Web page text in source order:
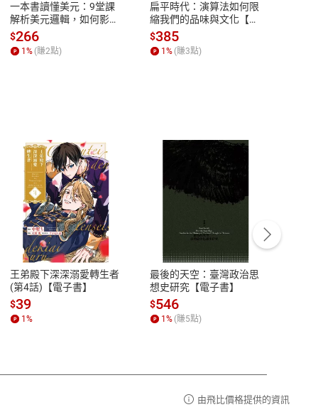
性
參
客服資訊
服務時間：週一到週五 10:00-12:00、
13:00-17:00 (國定假日及例假日休息)
客服電話：0080-1857077
一本書讀懂美元：9堂課
解析美元邏輯，如何影響
全球經濟和每個人的投資
【電子書】
$266
1% (賺2點)
扁平時代：演算法如何限
縮我們的品味與文化【電
子書】
$385
1% (賺3點)
王弟殿下深深溺愛轉生者
(第4話)【電子書】
$39
1%
最後的天空：臺灣政治思
想史研究【電子書】
$546
1% (賺5點)
由飛比價格提供的資訊